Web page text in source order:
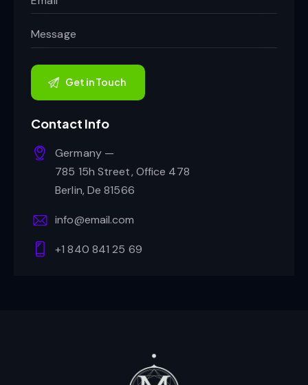
Contact Info
Germany —
785 15h Street, Office 478
Berlin, De 81566
info@email.com
+1 840 841 25 69